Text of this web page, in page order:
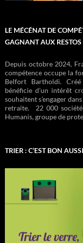
LE MÉCÉNAT DE
GAGNANT AUX
Depuis octobre 2024,
compétence occupe la
Belfort Bartholdi.
bénéficie d’un intérêt
souhaitent s’engager
retraite. 22 000
Humanis, groupe de
TRIER : C’EST BON